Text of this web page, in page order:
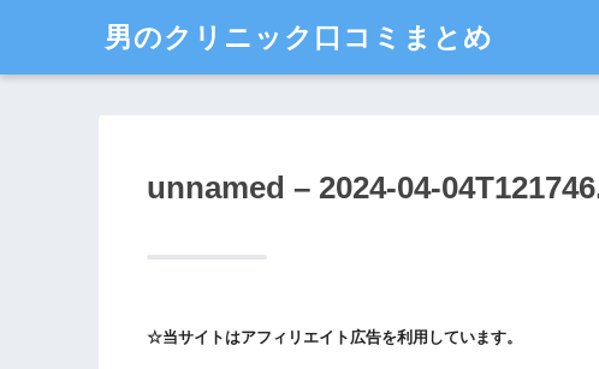
男のクリニック口コミまとめ
unnamed – 2024-04-
☆当サイトはアフィリエイト広告を利用しています。